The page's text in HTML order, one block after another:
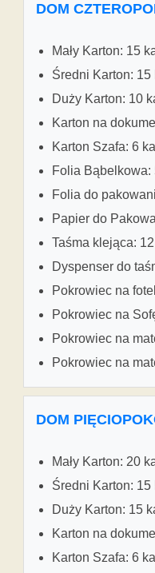
DOM
Mały Karton: 15
Średni Karton: 15
Duży Karton: 10
Karton na
Karton Szafa: 6
Folia Bąbelkowa:
Folia do
Papier do
Taśma klejąca:
Dyspenser do
Pokrowiec na
Pokrowiec na
Pokrowiec na
Pokrowiec na
DOM
Mały Karton: 20
Średni Karton: 15
Duży Karton: 15
Karton na
Karton Szafa: 6